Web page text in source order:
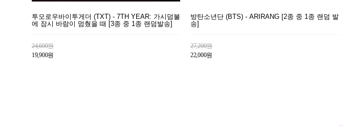
투모로우바이투게더 (TXT) - 7TH YEAR: 가시덤불
에 잠시 바람이 멈췄을 때 [3종 중 1종 랜덤발송]
24,600원
19,900원
방탄소년단 (BTS) - ARIRANG [2종 중 1종 랜덤 발
송]
27,200원
22,000원